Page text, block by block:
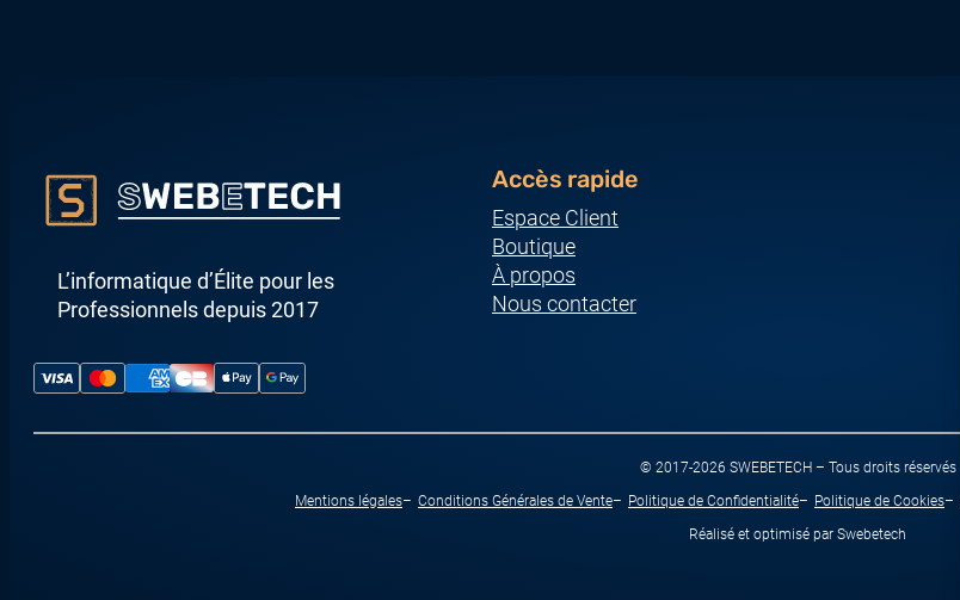
L’informatique d’Élite pour les
Professionnels depuis 2017
Accès rapide
Espace Client
Boutique
À propos
Nous contacter
© 2017-2026 SWEBETECH – Tous droits réservés
Mentions légales
Conditions Générales de Vente Politique de Confidentialité Politique de Cookies
Réalisé et optimisé par Swebetech